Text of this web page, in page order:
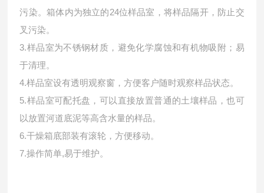
污染。箱体内为独立的24位样品室，将样品隔开，防止交
叉污染。
3.样品室为不锈钢材质，避免化学腐蚀和有机物吸附；易
于清理。
4.样品室设有透明观察窗，方便客户随时观察样品状态。
5.样品室可配托盘，可以直接放置普通的土壤样品，也可
以放置河道底泥等高含水量的样品。
6.干燥箱底部装有滚轮，方便移动。
7.操作简单,易于维护。